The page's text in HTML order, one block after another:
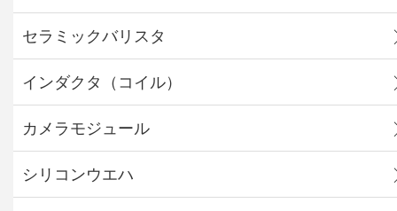
セラミックバリスタ
インダクタ（コイル）
カメラモジュール
シリコンウエハ